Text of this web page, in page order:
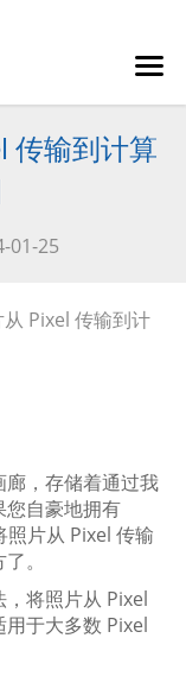
传输到计算
01-25
Pixel 传输到计
，存储着通过我
您自豪地拥有
片从 Pixel 传输
。
将照片从 Pixel
于大多数 Pixel